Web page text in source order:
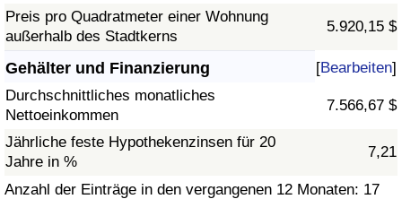
Preis pro Quadratmeter einer Wohnung
außerhalb des Stadtkerns
5.920,15 $
Gehälter und Finanzierung [Bearbeiten]
Durchschnittliches monatliches
Nettoeinkommen
7.566,67 $
Jährliche feste Hypothekenzinsen für 20
Jahre in %
7,21
Anzahl der Einträge in den vergangenen 12 Monaten: 17
Kriminalitätsindex nach Land
Gesundheitsversorgung
Gesundheitsversorgungs-Index (aktuell)
Gesundheitsversorgungs-Index